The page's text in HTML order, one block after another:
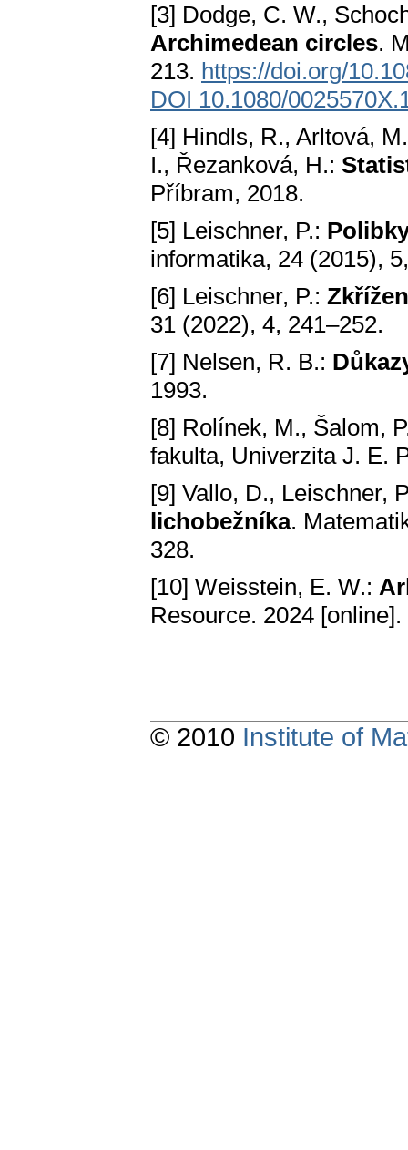
[3] Dodge, C. W.,
Archimedean circles.
213. https://doi.org/
DOI 10.1080/
[4] Hindls, R., Arltová,
I., Řezanková, H.:
Příbram, 2018.
[5] Leischner, P.:
informatika, 24 (2015),
[6] Leischner, P.:
31 (2022), 4, 241–252.
[7] Nelsen, R. B.:
1993.
[8] Rolínek, M., Šalom,
fakulta, Univerzita J. E.
[9] Vallo, D., Leischner,
lichobežníka.
328.
[10] Weisstein, E. W.:
Resource. 2024 [online].
© 2010 Institute of